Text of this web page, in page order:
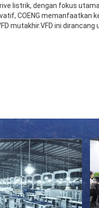
listrik, dengan fokus
COENG memanfaatkan
mutakhir.VFD ini